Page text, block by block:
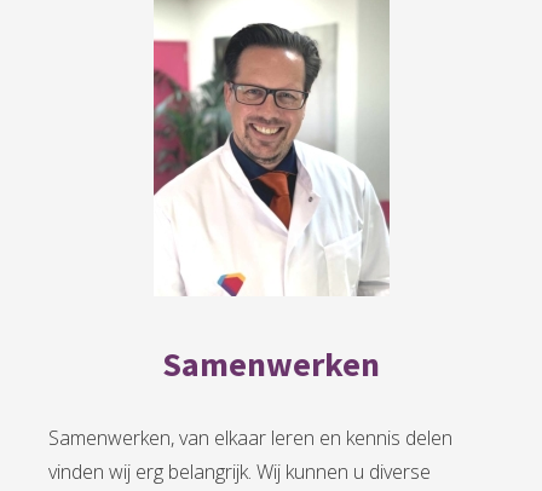
Samenwerken
Samenwerken, van elkaar leren en kennis delen
vinden wij erg belangrijk. Wij kunnen u diverse